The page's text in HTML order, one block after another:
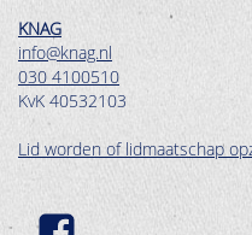
KNAG
info@knag.nl
030 4100510
KvK 40532103
Lid worden of lidmaatschap